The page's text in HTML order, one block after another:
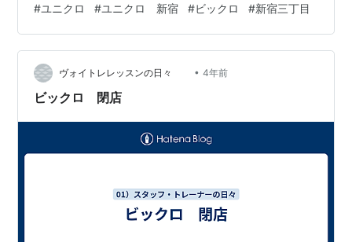
だけ健在していることにはちょっと驚きました。歩いて
歩いて、あれ～まだだっけ？？たしかこの十字路をM＆
M、映画館がある方面にお店があったような…。 進んで
みると、以前は別のアパレルショップがあった場所にオ
ープンしていました。本店にしては小さいな…と思った
#ユニクロ #ユニクロ 新宿 #ビックロ #新宿三丁目
ヴォイトレレッスンの日々 • 4年前
ビックロ 閉店